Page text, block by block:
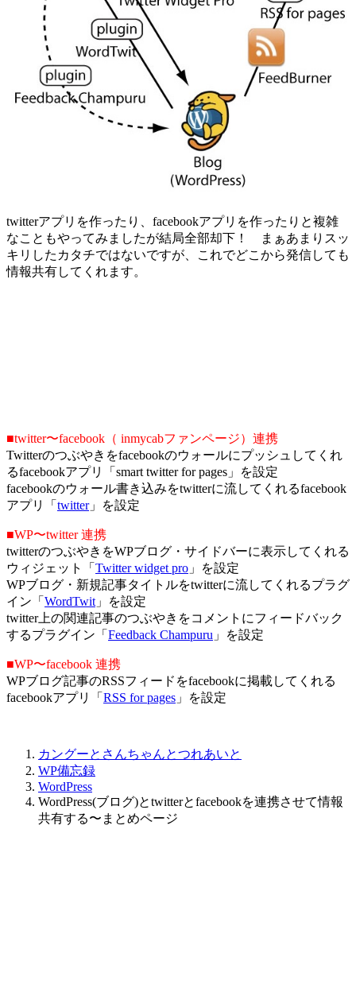
twitterアプリを作ったり、facebookアプリを作ったりと複雑
なこともやってみましたが結局全部却下！ まぁあまりスッ
キリしたカタチではないですが、これでどこから発信しても
情報共有してくれます。
■twitter〜facebook（ inmycabファンページ）連携
Twitterのつぶやきをfacebookのウォールにプッシュしてくれ
るfacebookアプリ「smart twitter for pages」を設定
facebookのウォール書き込みをtwitterに流してくれるfacebook
アプリ「 twitter」を設定
■WP〜twitter 連携
twitterのつぶやきをWPブログ・サイドバーに表示してくれる
ウィジェット「 Twitter widget pro 」を設定
WPブログ・新規記事タイトルをtwitterに流してくれるプラグ
イン「 WordTwit」を設定
twitter上の関連記事のつぶやきをコメントにフィードバック
するプラグイン「 Feedback Champuru 」を設定
■WP〜facebook 連携
WPブログ記事のRSSフィードをfacebookに掲載してくれる
facebookアプリ「 RSS for pages 」を設定
カングーとさんちゃんとつれあいと
WP備忘録
WordPress
WordPress(ブログ)とtwitterとfacebookを連携させて情報
共有する〜まとめページ